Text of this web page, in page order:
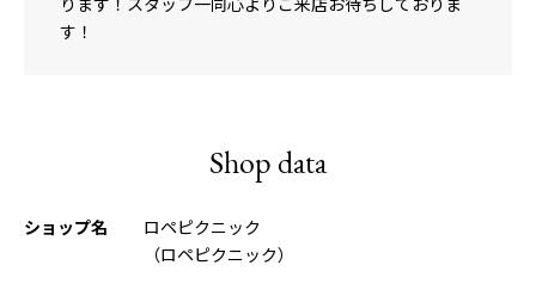
す！
Shop data
ショップ名
ロペピクニック
（ロペピクニック）